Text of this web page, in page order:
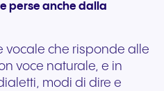
perse anche dalla
vocale che risponde alle
voce naturale, e in
modi di dire e